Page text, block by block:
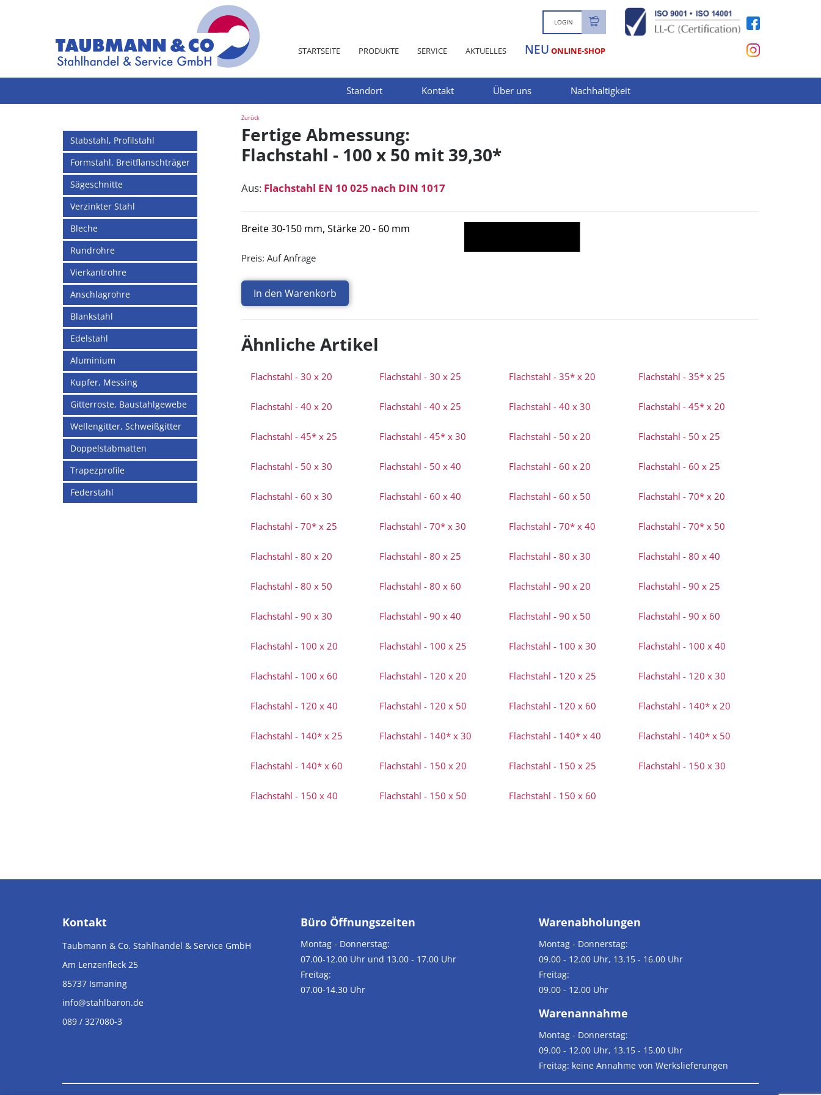
STARTSEITE PRODUKTE SERVICE AKTUELLES NEU ONLINE-SHOP
Standort Kontakt Über uns Nachhaltigkeit
LOGIN
Stabstahl, Profilstahl
Formstahl, Breitflanschträger
Sägeschnitte
Verzinkter Stahl
Bleche
Rundrohre
Vierkantrohre
Anschlagrohre
Blankstahl
Edelstahl
Aluminium
Kupfer, Messing
Gitterroste, Baustahlgewebe
Wellengitter, Schweißgitter
Doppelstabmatten
Trapezprofile
Federstahl
Zurück
Fertige Abmessung:
Flachstahl - 100 x 50 mit 39,30*
Aus: Flachstahl EN 10 025 nach DIN 1017
Breite 30-150 mm, Stärke 20 - 60 mm
Preis: Auf Anfrage
In den Warenkorb
Ähnliche Artikel
Flachstahl - 30 x 20 Flachstahl - 30 x 25 Flachstahl - 35* x 20 Flachstahl - 35* x 25
Flachstahl - 40 x 20 Flachstahl - 40 x 25 Flachstahl - 40 x 30 Flachstahl - 45* x 20
Flachstahl - 45* x 25 Flachstahl - 45* x 30 Flachstahl - 50 x 20 Flachstahl - 50 x 25
Flachstahl - 50 x 30 Flachstahl - 50 x 40 Flachstahl - 60 x 20 Flachstahl - 60 x 25
Flachstahl - 60 x 30 Flachstahl - 60 x 40 Flachstahl - 60 x 50 Flachstahl - 70* x 20
Flachstahl - 70* x 25 Flachstahl - 70* x 30 Flachstahl - 70* x 40 Flachstahl - 70* x 50
Flachstahl - 80 x 20 Flachstahl - 80 x 25 Flachstahl - 80 x 30 Flachstahl - 80 x 40
Flachstahl - 80 x 50 Flachstahl - 80 x 60 Flachstahl - 90 x 20 Flachstahl - 90 x 25
Flachstahl - 90 x 30 Flachstahl - 90 x 40 Flachstahl - 90 x 50 Flachstahl - 90 x 60
Flachstahl - 100 x 20 Flachstahl - 100 x 25 Flachstahl - 100 x 30 Flachstahl - 100 x 40
Flachstahl - 100 x 60 Flachstahl - 120 x 20 Flachstahl - 120 x 25 Flachstahl - 120 x 30
Flachstahl - 120 x 40 Flachstahl - 120 x 50 Flachstahl - 120 x 60 Flachstahl - 140* x 20
Flachstahl - 140* x 25 Flachstahl - 140* x 30 Flachstahl - 140* x 40 Flachstahl - 140* x 50
Flachstahl - 140* x 60 Flachstahl - 150 x 20 Flachstahl - 150 x 25 Flachstahl - 150 x 30
Flachstahl - 150 x 40 Flachstahl - 150 x 50 Flachstahl - 150 x 60
Kontakt
Taubmann & Co. Stahlhandel & Service GmbH
Am Lenzenfleck 25
85737 Ismaning
info@stahlbaron.de
089 / 327080-3
Büro Öffnungszeiten
Montag - Donnerstag:
07.00-12.00 Uhr und 13.00 - 17.00 Uhr
Freitag:
07.00-14.30 Uhr
Warenabholungen
Montag - Donnerstag:
09.00 - 12.00 Uhr, 13.15 - 16.00 Uhr
Freitag:
09.00 - 12.00 Uhr
Warenannahme
Montag - Donnerstag:
09.00 - 12.00 Uhr, 13.15 - 15.00 Uhr
Freitag: keine Annahme von Werkslieferungen